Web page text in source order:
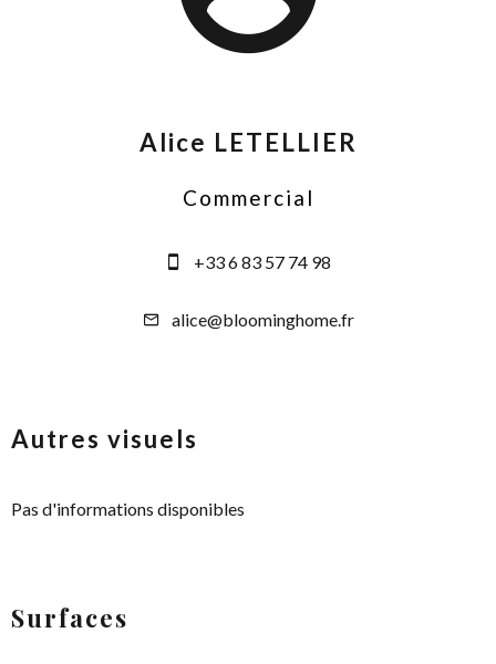
Alice LETELLIER
Commercial
+33 6 83 57 74 98
alice@bloominghome.fr
Autres visuels
Pas d'informations disponibles
Surfaces